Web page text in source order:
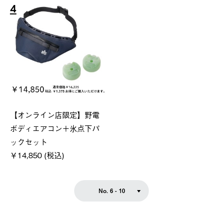
4
【オンライン店限定】野電
ボディエアコン＋氷点下パ
ックセット
￥14,850 (税込)
No. 6 - 10